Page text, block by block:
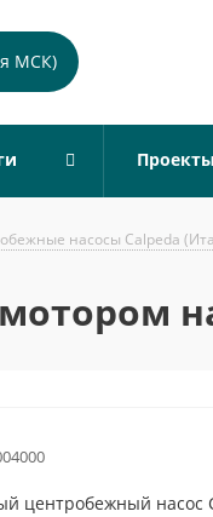
МСК)
Проекты
насосы Calpeda
мотором
центробежный насос